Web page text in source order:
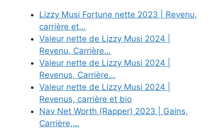
Lizzy Musi Fortune nette 2023 | Revenu,
carrière et…
Valeur nette de Lizzy Musi 2024 |
Revenu, Carrière…
Valeur nette de Lizzy Musi 2024 |
Revenus, Carrière…
Valeur nette de Lizzy Musi 2024 |
Revenus, carrière et bio
Nav Net Worth (Rapper) 2023 | Gains,
Carrière,…